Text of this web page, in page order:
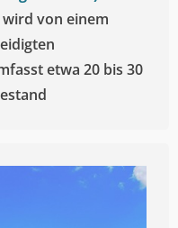
von einem
etwa 20 bis 30